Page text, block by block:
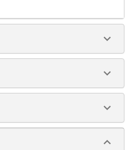
keyboard_arrow_down
keyboard_arrow_down
keyboard_arrow_down
keyboard_arrow_down